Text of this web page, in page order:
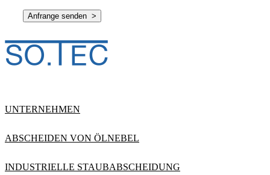
UNTERNEHMEN
ABSCHEIDEN VON ÖLNEBEL
INDUSTRIELLE STAUBABSCHEIDUNG